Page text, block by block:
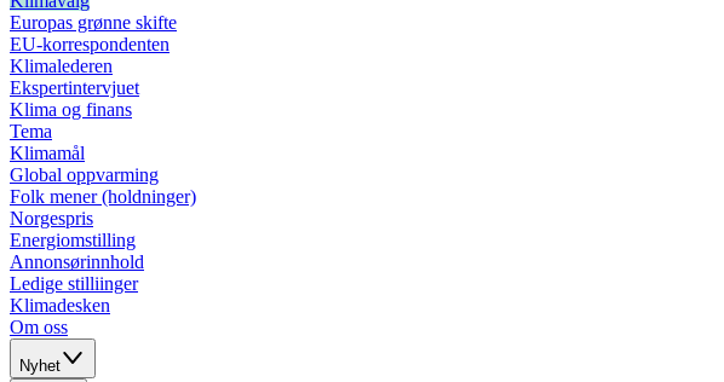
Europas grønne skifte
EU-korrespondenten
Klimalederen
Ekspertintervjuet
Klima og finans
Tema
Klimamål
Global oppvarming
Folk mener (holdninger)
Norgespris
Energiomstilling
Annonsørinnhold
Ledige stilliinger
Klimadesken
Om oss
Nyhet